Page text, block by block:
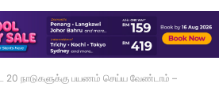
20 நாடுகளுக்கு பயணம் செய்ய வேண்டாம் –